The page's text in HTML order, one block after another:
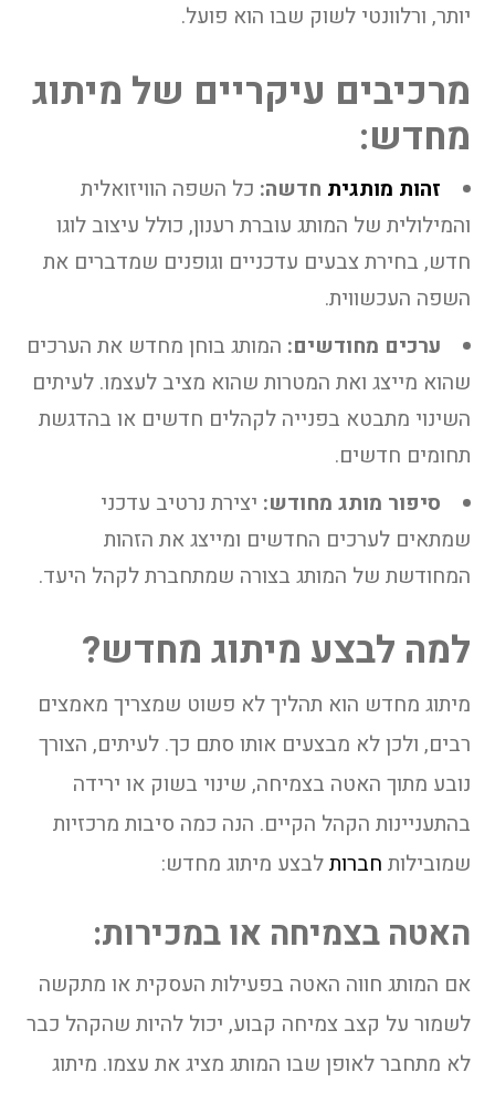
יותר, ורלוונטי לשוק שבו הוא פועל.
מרכיבים עיקריים של מיתוג
מחדש:
זהות מותגית חדשה: כל השפה הוויזואלית
והמילולית של המותג עוברת רענון, כולל עיצוב לוגו
חדש, בחירת צבעים עדכניים וגופנים שמדברים את
השפה העכשווית.
ערכים מחודשים: המותג בוחן מחדש את הערכים
שהוא מייצג ואת המטרות שהוא מציב לעצמו. לעיתים
השינוי מתבטא בפנייה לקהלים חדשים או בהדגשת
תחומים חדשים.
סיפור מותג מחודש: יצירת נרטיב עדכני
שמתאים לערכים החדשים ומייצג את הזהות
המחודשת של המותג בצורה שמתחברת לקהל היעד.
למה לבצע מיתוג מחדש?
מיתוג מחדש הוא תהליך לא פשוט שמצריך מאמצים
רבים, ולכן לא מבצעים אותו סתם כך. לעיתים, הצורך
נובע מתוך האטה בצמיחה, שינוי בשוק או ירידה
בהתעניינות הקהל הקיים. הנה כמה סיבות מרכזיות
שמובילות חברותלבצע מיתוג מחדש:
האטה בצמיחה או במכירות:
אם המותג חווה האטה בפעילות העסקית או מתקשה
לשמור על קצב צמיחה קבוע, יכול להיות שהקהל כבר
לא מתחבר לאופן שבו המותג מציג את עצמו. מיתוג